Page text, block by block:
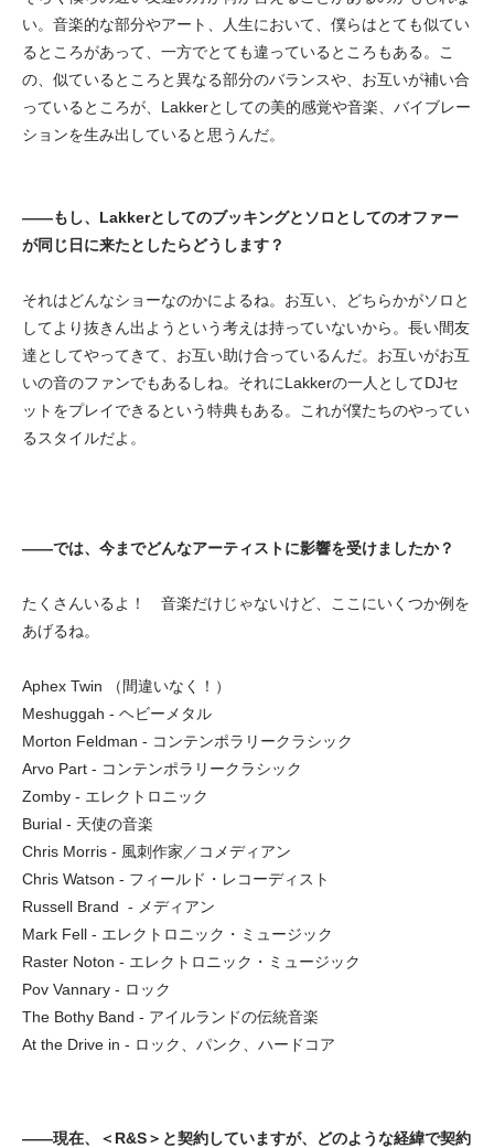
い。音楽的な部分やアート、人生において、僕らはとても似てい
るところがあって、一方でとても違っているところもある。こ
の、似ているところと異なる部分のバランスや、お互いが補い合
っているところが、Lakkerとしての美的感覚や音楽、バイブレー
ションを生み出していると思うんだ。
——もし、Lakkerとしてのブッキングとソロとしてのオファー
が同じ日に来たとしたらどうします？
それはどんなショーなのかによるね。お互い、どちらかがソロと
してより抜きん出ようという考えは持っていないから。長い間友
達としてやってきて、お互い助け合っているんだ。お互いがお互
いの音のファンでもあるしね。それにLakkerの一人としてDJセ
ットをプレイできるという特典もある。これが僕たちのやってい
るスタイルだよ。
——では、今までどんなアーティストに影響を受けましたか？
たくさんいるよ！ 音楽だけじゃないけど、ここにいくつか例を
あげるね。
Aphex Twin （間違いなく！）
Meshuggah - ヘビーメタル
Morton Feldman - コンテンポラリークラシック
Arvo Part - コンテンポラリークラシック
Zomby - エレクトロニック
Burial - 天使の音楽
Chris Morris - 風刺作家／コメディアン
Chris Watson - フィールド・レコーディスト
Russell Brand - メディアン
Mark Fell - エレクトロニック・ミュージック
Raster Noton - エレクトロニック・ミュージック
Pov Vannary - ロック
The Bothy Band - アイルランドの伝統音楽
At the Drive in - ロック、パンク、ハードコア
——現在、＜R&S＞と契約していますが、どのような経緯で契約